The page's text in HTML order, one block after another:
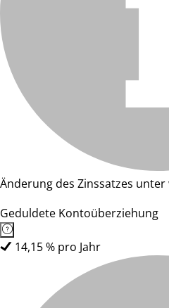
Änderung des Zinssatzes
Geduldete Kontoüberziehung
14,15 % pro Jahr